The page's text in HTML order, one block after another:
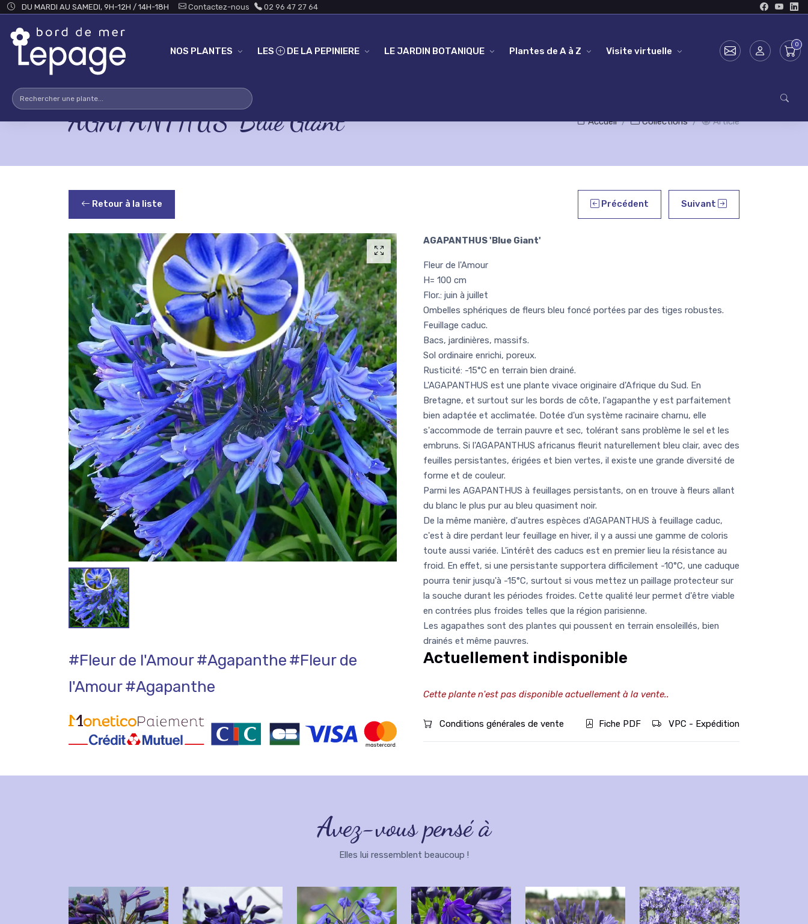
Skip to main content
DU MARDI AU SAMEDI, 9H-12H / 14H-18H Contactez-nous 02 96 47 27 64
NOS PLANTES LES DE LA PEPINIERE LE JARDIN BOTANIQUE Plantes de A à Z Visite virtuelle
AGAPANTHUS 'Blue Giant' Accueil Collections Article
Retour à la liste Précédent Suivant
#Fleur de l'Amour#Agapanthe#Fleur de
l'Amour#Agapanthe
AGAPANTHUS 'Blue Giant'
Fleur de l'Amour
H= 100 cm
Flor.: juin à juillet
Ombelles sphériques de fleurs bleu foncé portées par des tiges robustes.
Feuillage caduc.
Bacs, jardinières, massifs.
Sol ordinaire enrichi, poreux.
Rusticité: -15°C en terrain bien drainé.
L'AGAPANTHUS est une plante vivace originaire d'Afrique du Sud. En
Bretagne, et surtout sur les bords de côte, l'agapanthe y est parfaitement
bien adaptée et acclimatée. Dotée d'un système racinaire charnu, elle
s'accommode de terrain pauvre et sec, tolérant sans problème le sel et les
embruns. Si l'AGAPANTHUS africanus fleurit naturellement bleu clair, avec des
feuilles persistantes, érigées et bien vertes, il existe une grande diversité de
forme et de couleur.
Parmi les AGAPANTHUS à feuillages persistants, on en trouve à fleurs allant
du blanc le plus pur au bleu quasiment noir.
De la même manière, d'autres espèces d'AGAPANTHUS à feuillage caduc,
c'est à dire perdant leur feuillage en hiver, il y a aussi une gamme de coloris
toute aussi variée. L'intérêt des caducs est en premier lieu la résistance au
froid. En effet, si une persistante supportera difficilement -10°C, une caduque
pourra tenir jusqu'à -15°C, surtout si vous mettez un paillage protecteur sur
la souche durant les périodes froides. Cette qualité leur permet d'être viable
en contrées plus froides telles que la région parisienne.
Les agapathes sont des plantes qui poussent en terrain ensoleillés, bien
drainés et même pauvres.
Actuellement indisponible
Cette plante n'est pas disponible actuellement à la vente..
Conditions générales de vente Fiche PDF VPC - Expédition
Avez-vous pensé à
Elles lui ressemblent beaucoup !